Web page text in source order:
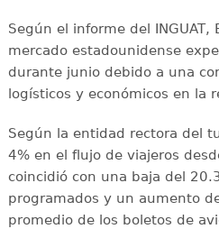
Según el informe del
mercado estadounidense
durante junio debido a una
logísticos y económicos en la
Según la entidad rectora del
4% en el flujo de viajeros
coincidió con una baja del
programados y un aumento
promedio de los boletos de